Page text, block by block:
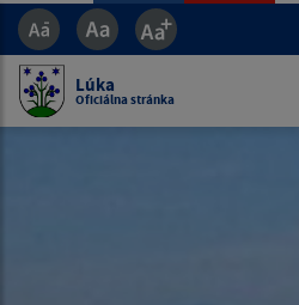
Lúka
Oficiálna stránka